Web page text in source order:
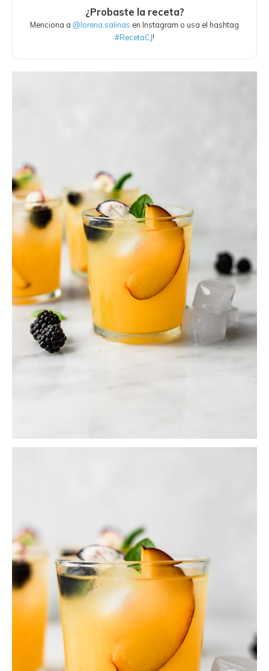
¿Probaste la receta?
Menciona a @lorena.salinas en Instagram o usa el hashtag
#RecetaCJ!